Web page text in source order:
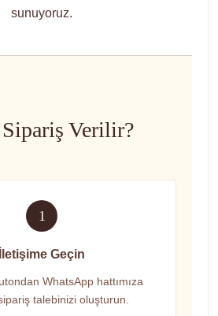
sunuyoruz.
Sipariş Verilir?
1
İletişime Geçin
WhatsApp hattımıza
talebinizi oluşturun.